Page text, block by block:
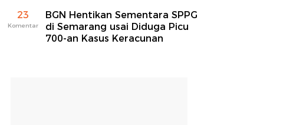
23
Komentar
BGN Hentikan Sementara SPPG
di Semarang usai Diduga Picu
700-an Kasus Keracunan